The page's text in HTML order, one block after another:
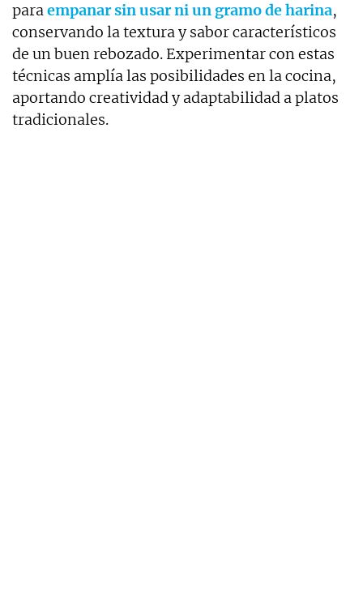
paraempanar sin usar ni un gramo de harina,
conservando la textura y sabor característicos
de un buen rebozado. Experimentar con estas
técnicas amplía las posibilidades en la cocina,
aportando creatividad y adaptabilidad a platos
tradicionales.